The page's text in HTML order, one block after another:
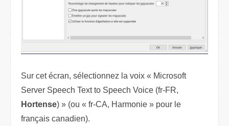
Sur cet écran, sélectionnez la voix « Microsoft
Server Speech Text to Speech Voice (fr-FR,
Hortense) » (ou « fr-CA, Harmonie » pour le
français canadien).